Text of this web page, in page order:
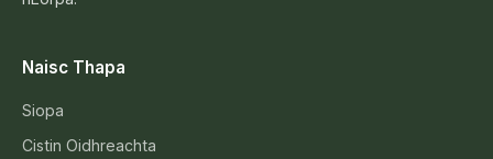
Naisc Thapa
Siopa
Cistin Oidhreachta